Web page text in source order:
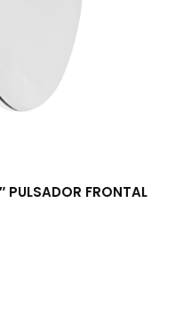
PULSADOR FRONTAL